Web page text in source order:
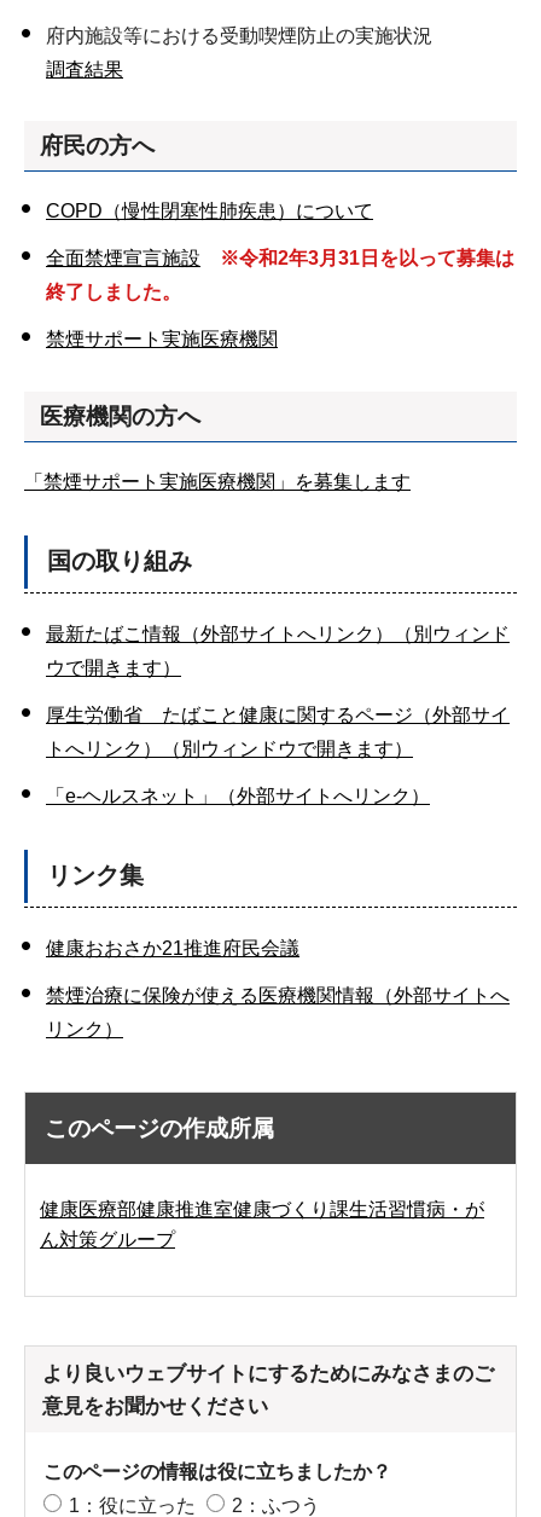
府内施設等における受動喫煙防止の実施状況
調査結果
府民の方へ
COPD（慢性閉塞性肺疾患）について
全面禁煙宣言施設
※令和2年3月31日を以って募集は
終了しました。
禁煙サポート実施医療機関
医療機関の方へ
「禁煙サポート実施医療機関」を募集します
国の取り組み
最新たばこ情報（外部サイトへリンク）（別ウィンド
ウで開きます）
厚生労働省 たばこと健康に関するページ（外部サイ
トへリンク）（別ウィンドウで開きます）
「e-ヘルスネット」（外部サイトへリンク）
リンク集
健康おおさか21推進府民会議
禁煙治療に保険が使える医療機関情報（外部サイトへ
リンク）
このページの作成所属
健康医療部健康推進室健康づくり課生活習慣病・が
ん対策グループ
より良いウェブサイトにするためにみなさまのご
意見をお聞かせください
このページの情報は役に立ちましたか？
1：役に立った
2：ふつう